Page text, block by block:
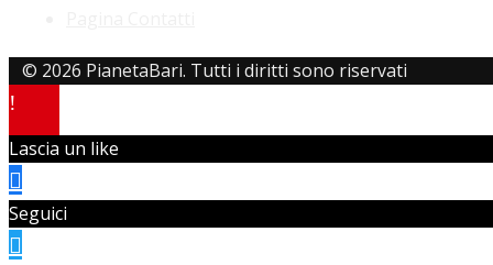
© 2026 PianetaBari. Tutti i diritti sono riservati
Lascia un like
Seguici